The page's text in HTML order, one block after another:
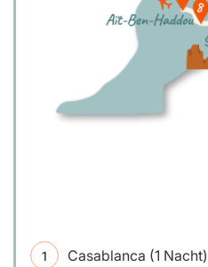
Casablanca (1 Nacht)